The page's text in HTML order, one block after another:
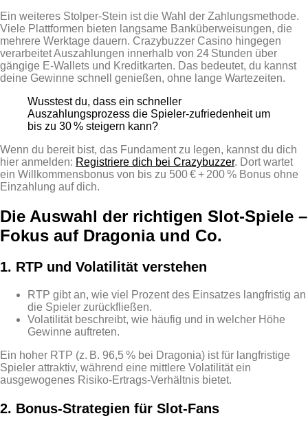
Ein weiteres Stolper‑Stein ist die Wahl der Zahlungsmethode.
Viele Plattformen bieten langsame Banküberweisungen, die
mehrere Werktage dauern. Crazybuzzer Casino hingegen
verarbeitet Auszahlungen innerhalb von 24 Stunden über
gängige E‑Wallets und Kreditkarten. Das bedeutet, du kannst
deine Gewinne schnell genießen, ohne lange Wartezeiten.
Wusstest du, dass ein schneller
Auszahlungsprozess die Spieler‑zufriedenheit um
bis zu 30 % steigern kann?
Wenn du bereit bist, das Fundament zu legen, kannst du dich
hier anmelden: Registriere dich bei Crazybuzzer. Dort wartet
ein Willkommensbonus von bis zu 500 € + 200 % Bonus ohne
Einzahlung auf dich.
Die Auswahl der richtigen Slot‑Spiele –
Fokus auf Dragonia und Co.
1. RTP und Volatilität verstehen
RTP gibt an, wie viel Prozent des Einsatzes langfristig an
die Spieler zurückfließen.
Volatilität beschreibt, wie häufig und in welcher Höhe
Gewinne auftreten.
Ein hoher RTP (z. B. 96,5 % bei Dragonia) ist für langfristige
Spieler attraktiv, während eine mittlere Volatilität ein
ausgewogenes Risiko‑Ertrags‑Verhältnis bietet.
2. Bonus‑Strategien für Slot‑Fans